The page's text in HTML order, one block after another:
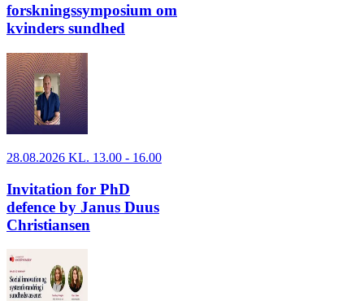
forskningssymposium om
kvinders sundhed
28.08.2026 KL. 13.00 - 16.00
Invitation for PhD
defence by Janus Duus
Christiansen